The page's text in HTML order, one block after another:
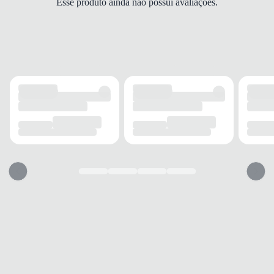
MATERIAL
Borracha
ADERÊNCIA
AMORTECIMENTO
Médio
Esse produto ainda não possui avaliações.